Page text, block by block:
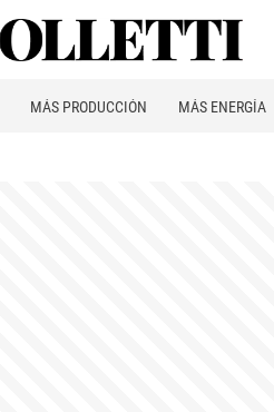
MÁS PRODUCCIÓN MÁS ENERGÍA